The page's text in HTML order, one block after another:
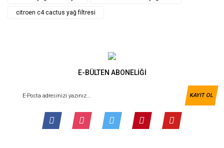
citroen c4 cactus yağ filtresi
E-BÜLTEN ABONELİĞİ
KAYIT OL